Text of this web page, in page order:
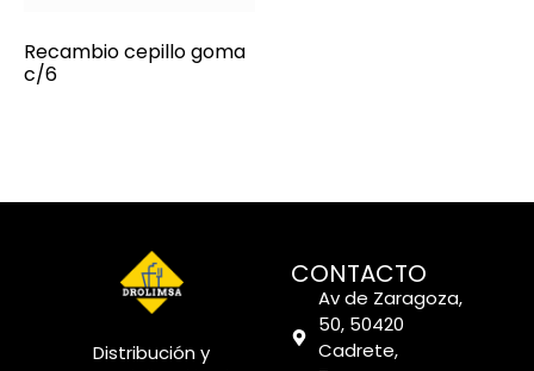
Recambio cepillo goma
c/6
Distribución y
CONTACTO
Av de Zaragoza,
50, 50420
Cadrete,